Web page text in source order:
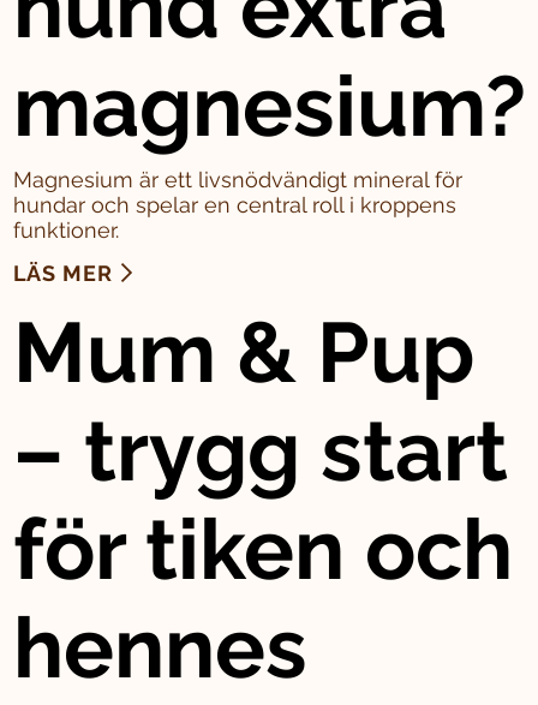
magnesium?
Magnesium är ett livsnödvändigt mineral för
hundar och spelar en central roll i kroppens
funktioner.
LÄS MER
Mum & Pup
– trygg start
för tiken och
hennes